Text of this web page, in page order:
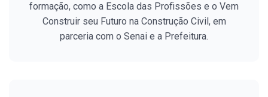
formação, como a Escola das Profissões e o Vem
Construir seu Futuro na Construção Civil, em
parceria com o Senai e a Prefeitura.